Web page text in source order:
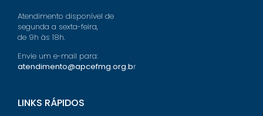
Atendimento disponível de
segunda a sexta-feira,
de 9h às 18h.
Envie um e-mail para:
atendimento@apcefmg.org.br
LINKS RÁPIDOS